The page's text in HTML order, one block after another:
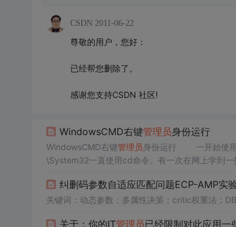
CSDN 2011-06-22
尊敬的用户，您好：
已经帮您删除了。
感谢您支持CSDN 社区!
WindowsCMD右键管理员身份运行
WindowsCMD右键管理员身份运行 一开始使用
\System32一直使用cd命令。有一次在网上学到一
纠删码参数自适应匹配问题ECP-AMP实
关键词：动态参数；多属性决策；critic权重法；
关于：你的IT管理员已经限制对此应用一